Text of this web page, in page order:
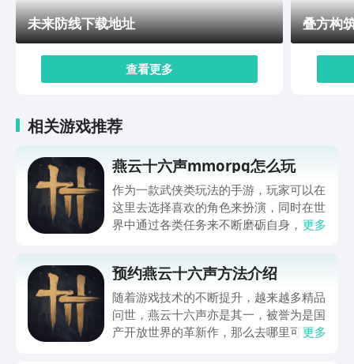
未来防线下载地址
查看更多
叠方构
相关游戏推荐
燕云十六声mmorpg怎么玩
作为一款武侠类玩法的手游，玩家可以在
这里去选择喜欢的角色来扮演，同时在世
界中通过各类任务来不断磨砺自身，对于
个清晰的了解，小编自己也是做出了多方
面的努力，在这里大家可去成为一名拯救
世界的英雄，下面就一起来看下吧。
更多
预约燕云十六声方法介绍
随着游戏技术的不断提升，越来越多精品
问世，燕云十六声亦是其一，被誉为是国
产开放世界的革新作，那么去哪里可以预
更多